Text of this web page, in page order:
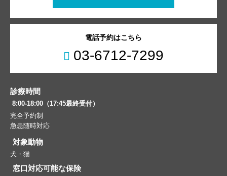
電話予約はこちら
03-6712-7299
診療時間
8:00-18:00（17:45最終受付）
完全予約制
急患随時対応
対象動物
犬・猫
窓口対応可能な保険